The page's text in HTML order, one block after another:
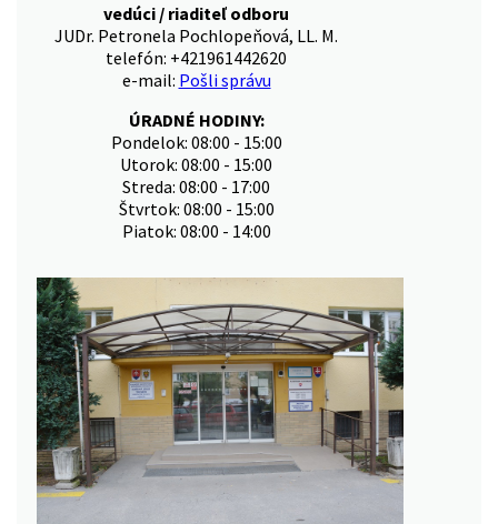
vedúci / riaditeľ odboru
JUDr. Petronela Pochlopeňová, LL. M.
telefón: +421961442620
e-mail: Pošli správu
ÚRADNÉ HODINY:
Pondelok: 08:00 - 15:00
Utorok: 08:00 - 15:00
Streda: 08:00 - 17:00
Štvrtok: 08:00 - 15:00
Piatok: 08:00 - 14:00